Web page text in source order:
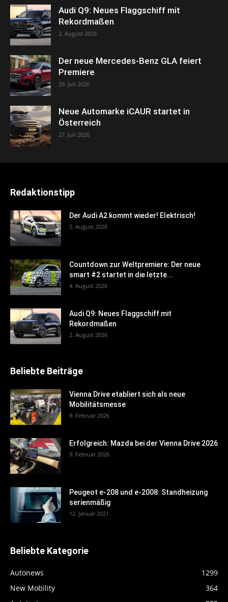
Audi Q9: Neues Flaggschiff mit
Rekordmaßen
2. August 2026
Der neue Mercedes-Benz GLA feiert
Premiere
29. Juli 2026
Neue Automarke iCAUR startet in
Österreich
27. Juli 2026
Redaktionstipp
Der Audi A2 kommt wieder! Elektrisch!
5. August 2026
Countdown zur Weltpremiere: Der neue
smart #2 startet in die letzte...
4. August 2026
Audi Q9: Neues Flaggschiff mit
Rekordmaßen
2. August 2026
Beliebte Beiträge
Vienna Drive etabliert sich als neue
Mobilitätsmesse
9. Februar 2026
Erfolgreich: Mazda bei der Vienna Drive 2026
9. Februar 2026
Peugeot e-208 und e-2008: Standheizung
serienmäßig
12. Januar 2021
Beliebte Kategorie
Autonews
1299
New Mobility
364